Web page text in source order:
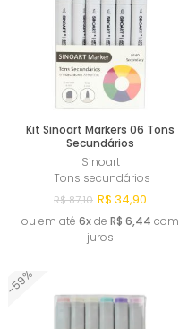
Kit Sinoart Markers 06 Tons
Secundários
Sinoart
Tons secundários
R$ 87,10 R$ 34,90
ou em até 6xde R$ 6,44 com
juros
-59%